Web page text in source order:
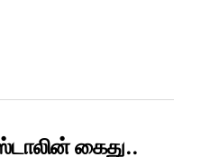
கைது..